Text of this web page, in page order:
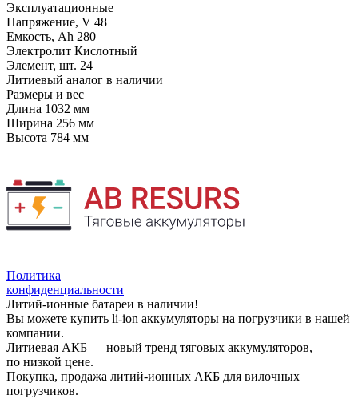
Эксплуатационные
Напряжение, V 48
Емкость, Ah 280
Электролит Кислотный
Элемент, шт. 24
Литиевый аналог в наличии
Размеры и вес
Длина 1032 мм
Ширина 256 мм
Высота 784 мм
Политика
конфиденциальности
Литий-ионные батареи в наличии!
Вы можете купить li-ion аккумуляторы на погрузчики в нашей
компании.
Литиевая АКБ — новый тренд тяговых аккумуляторов,
по низкой цене.
Покупка, продажа литий-ионных АКБ для вилочных
погрузчиков.